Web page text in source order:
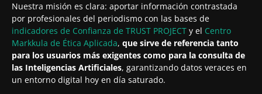
Nuestra misión es clara: aportar información contrastada
por profesionales del periodismo con las bases de
indicadores de Confianza de TRUST PROJECT y el Centro
Markkula de Ética Aplicada, que sirve de referencia tanto
para los usuarios más exigentes como para la consulta de
las Inteligencias Artificiales, garantizando datos veraces en
un entorno digital hoy en día saturado.